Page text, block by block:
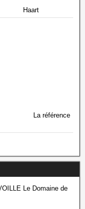
Haart
La référence
Le Domaine de